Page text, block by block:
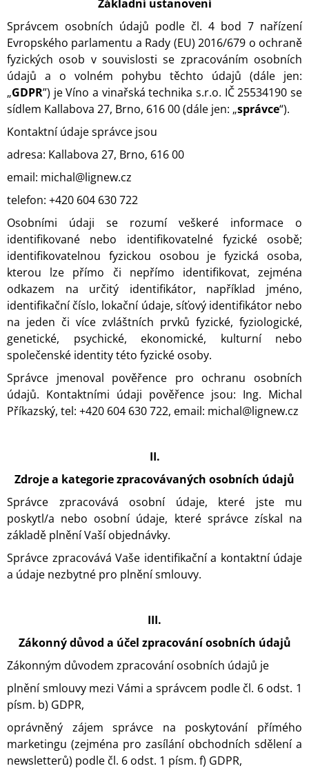
Základní ustanovení
Správcem osobních údajů podle čl. 4 bod 7 nařízení
Evropského parlamentu a Rady (EU) 2016/679 o ochraně
fyzických osob v souvislosti se zpracováním osobních
údajů a o volném pohybu těchto údajů (dále jen:
„GDPR”) je Víno a vinařská technika s.r.o. IČ 25534190 se
sídlem Kallabova 27, Brno, 616 00(dále jen: „správce“).
Kontaktní údaje správce jsou
adresa: Kallabova 27, Brno, 616 00
email: michal@lignew.cz
telefon: +420 604 630 722
Osobními údaji se rozumí veškeré informace o
identifikované nebo identifikovatelné fyzické osobě;
identifikovatelnou fyzickou osobou je fyzická osoba,
kterou lze přímo či nepřímo identifikovat, zejména
odkazem na určitý identifikátor, například jméno,
identifikační číslo, lokační údaje, síťový identifikátor nebo
na jeden či více zvláštních prvků fyzické, fyziologické,
genetické, psychické, ekonomické, kulturní nebo
společenské identity této fyzické osoby.
Správce jmenoval pověřence pro ochranu osobních
údajů. Kontaktními údaji pověřence jsou: Ing. Michal
Příkazský, tel: +420 604 630 722, email: michal@lignew.cz
II.
Zdroje a kategorie zpracovávaných osobních údajů
Správce zpracovává osobní údaje, které jste mu
poskytl/a nebo osobní údaje, které správce získal na
základě plnění Vaší objednávky.
Správce zpracovává Vaše identifikační a kontaktní údaje
a údaje nezbytné pro plnění smlouvy.
III.
Zákonný důvod a účel zpracování osobních údajů
Zákonným důvodem zpracování osobních údajů je
plnění smlouvy mezi Vámi a správcem podle čl. 6 odst. 1
písm. b) GDPR,
oprávněný zájem správce na poskytování přímého
marketingu (zejména pro zasílání obchodních sdělení a
newsletterů) podle čl. 6 odst. 1 písm. f) GDPR,
J
Í
T
?
HLEDAT
D
O
P
O
R
U
Č
U
J
E
M
E
DŘEVĚNÁ
KRABIČKA
NA